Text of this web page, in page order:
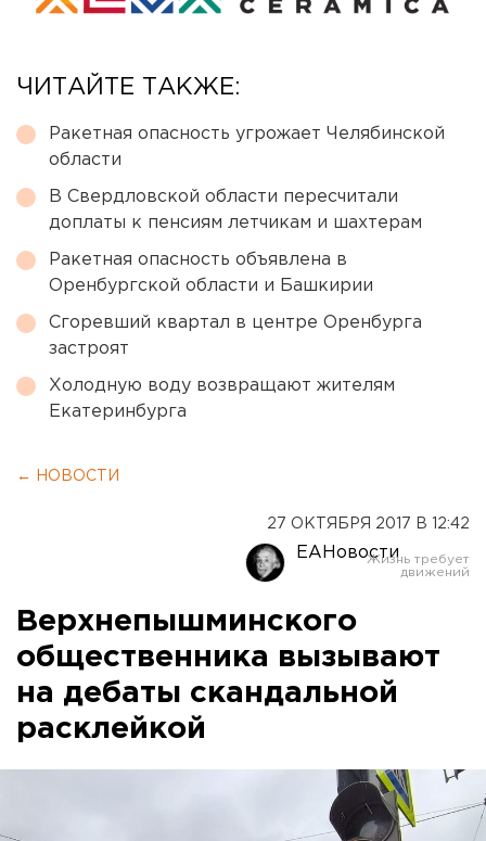
ЧИТАЙТЕ ТАКЖЕ:
Ракетная опасность угрожает Челябинской
области
В Свердловской области пересчитали
доплаты к пенсиям летчикам и шахтерам
Ракетная опасность объявлена в
Оренбургской области и Башкирии
Сгоревший квартал в центре Оренбурга
застроят
Холодную воду возвращают жителям
Екатеринбурга
← НОВОСТИ
27 ОКТЯБРЯ 2017 В 12:42
ЕАНовости
Верхнепышминского
общественника вызывают
на дебаты скандальной
расклейкой